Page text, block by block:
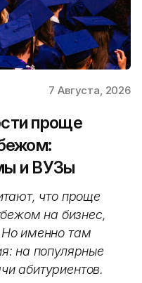
7 Августа, 2026
проще
и ВУЗы
что проще
на бизнес,
именно там
на популярные
абитуриентов.